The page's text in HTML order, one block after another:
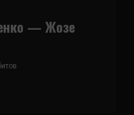
— Жозе